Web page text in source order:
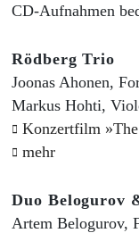
CD-Aufnahmen
Rödberg Trio
Joonas Ahonen,
Markus Hohti,
Konzertfilm
mehr
Duo Belogurov
Artem Belogurov,